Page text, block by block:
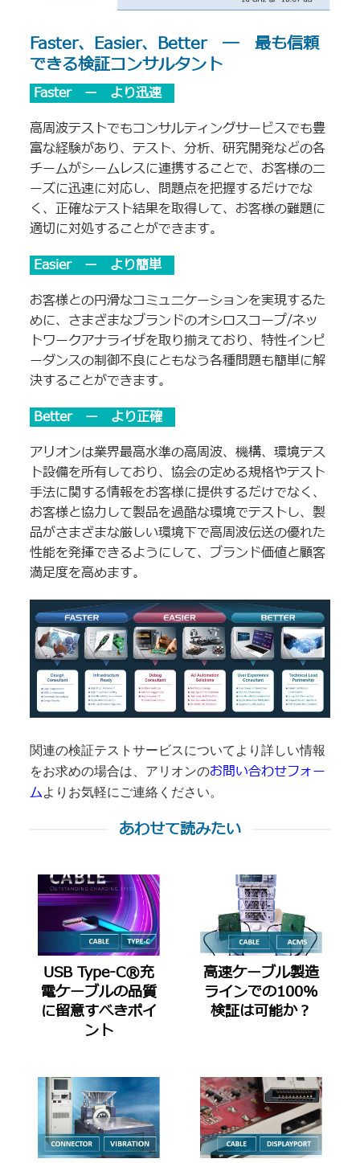
Faster、Easier、Better ― 最も信頼
できる検証コンサルタント
Faster ー より迅速
高周波テストでもコンサルティングサービスでも豊
富な経験があり、テスト、分析、研究開発などの各
チームがシームレスに連携することで、お客様のニ
ーズに迅速に対応し、問題点を把握するだけでな
く、正確なテスト結果を取得して、お客様の難題に
適切に対処することができます。
Easier ー より簡単
お客様との円滑なコミュニケーションを実現するた
めに、さまざまなブランドのオシロスコープ/ネッ
トワークアナライザを取り揃えており、特性インピ
ーダンスの制御不良にともなう各種問題も簡単に解
決することができます。
Better ー より正確
アリオンは業界最高水準の高周波、機構、環境テス
ト設備を所有しており、協会の定める規格やテスト
手法に関する情報をお客様に提供するだけでなく、
お客様と協力して製品を過酷な環境でテストし、製
品がさまざまな厳しい環境下で高周波伝送の優れた
性能を発揮できるようにして、ブランド価値と顧客
満足度を高めます。
関連の検証テストサービスについてより詳しい情報
をお求めの場合は、アリオンのお問い合わせフォー
ムよりお気軽にご連絡ください。
あわせて読みたい
USB Type-C®充
電ケーブルの品質
に留意すべきポイ
ント
高速ケーブル製造
ラインでの100%
検証は可能か？